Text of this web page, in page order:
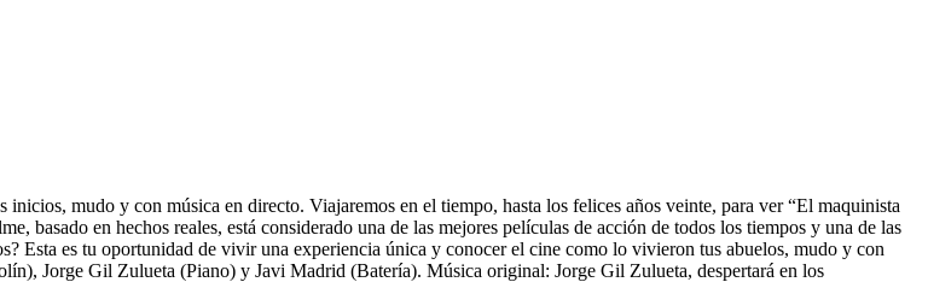
mudo y con música en directo. Viajaremos en el tiempo, hasta los felices años veinte, para ver “El maquinista
basado en hechos reales, está considerado una de las mejores películas de acción de todos los tiempos y una de las
Esta es tu oportunidad de vivir una experiencia única y conocer el cine como lo vivieron tus abuelos, mudo y con
Jorge Gil Zulueta (Piano) y Javi Madrid (Batería). Música original: Jorge Gil Zulueta, despertará en los